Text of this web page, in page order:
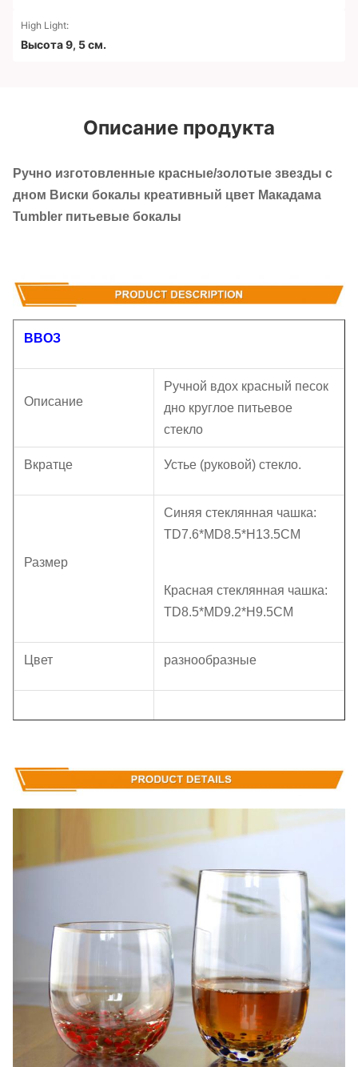
High Light:
Высота 9, 5 см.
Описание продукта
Ручно изготовленные красные/золотые звезды с
дном Виски бокалы креативный цвет Макадама
Tumbler питьевые бокалы
ВВОЗ
Описание
Ручной вдох красный песок
дно круглое питьевое
стекло
Вкратце Устье (руковой) стекло.
Размер
Синяя стеклянная чашка:
TD7.6*MD8.5*H13.5CM
Красная стеклянная чашка:
TD8.5*MD9.2*H9.5CM
Цвет разнообразные
картонной коробке.
2400 шт.
Продолжительность 45 дней